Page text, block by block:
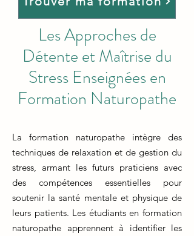
Les Approches de
Détente et Maîtrise du
Stress Enseignées en
Formation Naturopathe
La formation naturopathe intègre des
techniques de relaxation et de gestion du
stress, armant les futurs praticiens avec
des compétences essentielles pour
soutenir la santé mentale et physique de
leurs patients. Les étudiants en formation
naturopathe apprennent à identifier les